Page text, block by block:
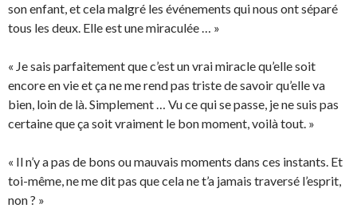
son enfant, et cela malgré les événements qui nous ont séparé
tous les deux. Elle est une miraculée … »
« Je sais parfaitement que c’est un vrai miracle qu’elle soit
encore en vie et ça ne me rend pas triste de savoir qu’elle va
bien, loin de là. Simplement … Vu ce qui se passe, je ne suis pas
certaine que ça soit vraiment le bon moment, voilà tout. »
« Il n’y a pas de bons ou mauvais moments dans ces instants. Et
toi-même, ne me dit pas que cela ne t’a jamais traversé l’esprit,
non ? »